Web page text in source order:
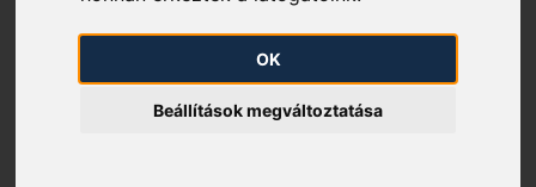
OK
Beállítások megváltoztatása
szállítási szolgáltatás megfizethetősége, illetve a
vezetékek kapacitásaihoz való transzparens és
diszkriminációsmentes hozzáférés biztosítása